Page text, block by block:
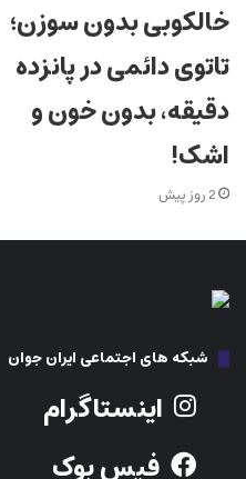
خالکوبی بدون سوزن؛
تاتوی دائمی در پانزده
دقیقه، بدون خون و
اشک!
2 روز پیش
شبکه های اجتماعی ایران جوان
اینستاگرام
فیس بوک